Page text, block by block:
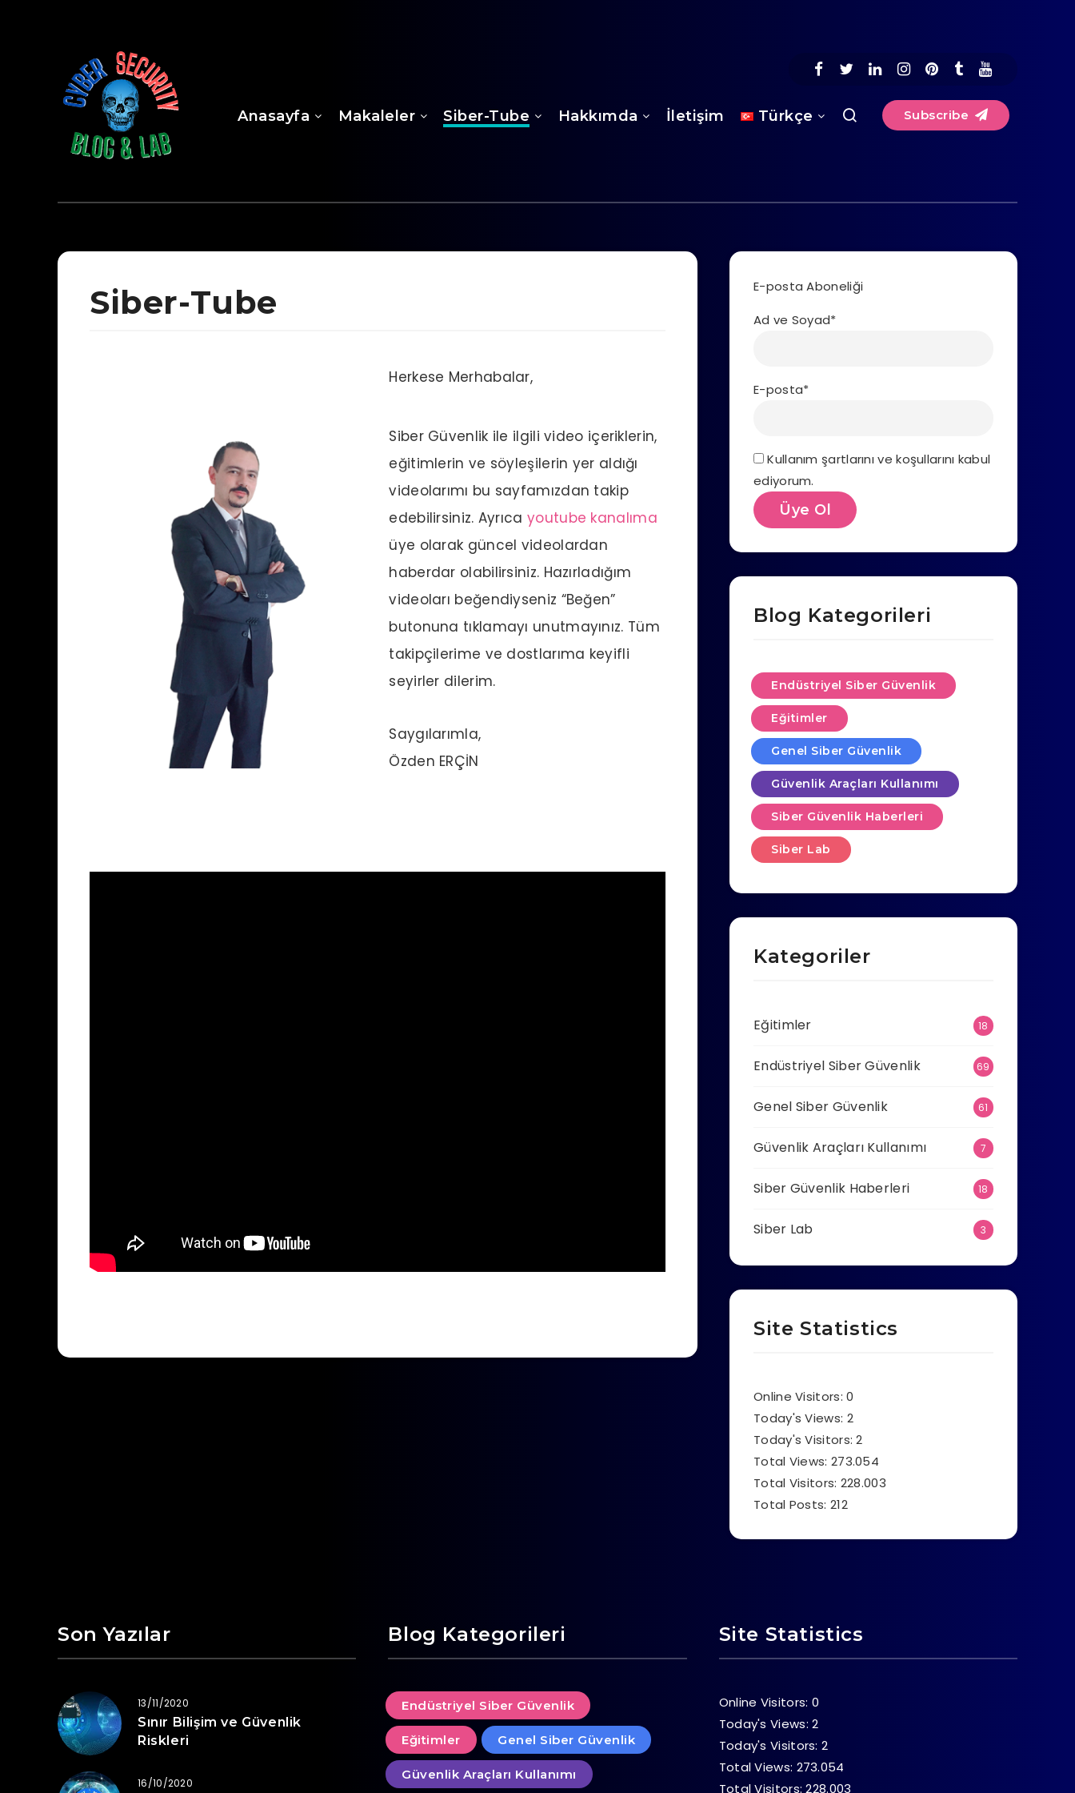
Anasayfa Makaleler Siber-Tube Hakkımda İletişim Türkçe Subscribe
Siber-Tube
Herkese Merhabalar,
Siber Güvenlik ile ilgili video içeriklerin,
eğitimlerin ve söyleşilerin yer aldığı
videolarımı bu sayfamızdan takip
edebilirsiniz. Ayrıca youtube kanalıma
üye olarak güncel videolardan
haberdar olabilirsiniz. Hazırladığım
videoları beğendiyseniz “Beğen”
butonuna tıklamayı unutmayınız. Tüm
takipçilerime ve dostlarıma keyifli
seyirler dilerim.
Saygılarımla,
Özden ERÇİN
E-posta Aboneliği
Ad ve Soyad*
E-posta*
Kullanım şartlarını ve koşullarını kabul
ediyorum.
Blog Kategorileri
Endüstriyel Siber Güvenlik
Eğitimler
Genel Siber Güvenlik
Güvenlik Araçları Kullanımı
Siber Güvenlik Haberleri
Siber Lab
Kategoriler
Eğitimler 18
Endüstriyel Siber Güvenlik 69
Genel Siber Güvenlik 61
Güvenlik Araçları Kullanımı 7
Siber Güvenlik Haberleri 18
Siber Lab 3
Site Statistics
Online Visitors:0
Today's Views: 2
Today's Visitors:2
Total Views: 273.054
Total Visitors: 228.003
Total Posts: 212
Son Yazılar
13/11/2020
Sınır Bilişim ve Güvenlik
Riskleri
16/10/2020
Blog Kategorileri
Endüstriyel Siber Güvenlik
Eğitimler Genel Siber Güvenlik
Güvenlik Araçları Kullanımı
Site Statistics
Online Visitors: 0
Today's Views:2
Today's Visitors:2
Total Views: 273.054
Total Visitors:228.003